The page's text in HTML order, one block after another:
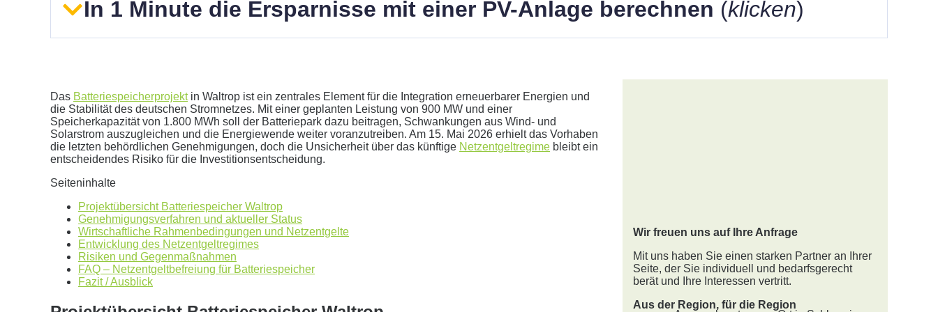
In 1 Minute die Ersparnisse mit einer PV-Anlage berechnen (klicken)
Geben Sie hier Ihren jährlichen Stromverbrauch an
kWh
Wir empfehlen:
€/kWh
Hinweis:Dies ist eine Beispielrechnung
Dies ist eine beispielhafte Rechnung mit folgender Annahme:
0 kWh Verbrauch
Das Batteriespeicherprojektin Waltrop ist ein zentrales Element für die Integration erneuerbarer Energien und
die Stabilität des deutschen Stromnetzes. Mit einer geplanten Leistung von 900 MW und einer
Speicherkapazität von 1.800 MWh soll der Batteriepark dazu beitragen, Schwankungen aus Wind- und
Solarstrom auszugleichen und die Energiewende weiter voranzutreiben. Am 15. Mai 2026 erhielt das Vorhaben
die letzten behördlichen Genehmigungen, doch die Unsicherheit über das künftige Netzentgeltregime bleibt ein
entscheidendes Risiko für die Investitionsentscheidung.
Seiteninhalte
Projektübersicht Batteriespeicher Waltrop
Genehmigungsverfahren und aktueller Status
Wirtschaftliche Rahmenbedingungen und Netzentgelte
Entwicklung des Netzentgeltregimes
Risiken und Gegenmaßnahmen
FAQ – Netzentgeltbefreiung für Batteriespeicher
Fazit / Ausblick
Wir freuen uns auf Ihre Anfrage
Mit uns haben Sie einen starken Partner an Ihrer
Seite, der Sie individuell und bedarfsgerecht
berät und Ihre Interessen vertritt.
Aus der Region, für die Region